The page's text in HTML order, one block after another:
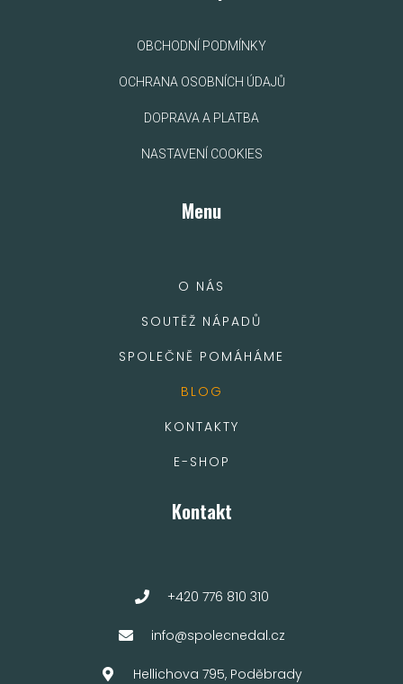
OBCHODNÍ PODMÍNKY
OCHRANA OSOBNÍCH ÚDAJŮ
DOPRAVA A PLATBA
NASTAVENÍ COOKIES
Menu
O NÁS
SOUTĚŽ NÁPADŮ
SPOLEČNĚ POMÁHÁME
BLOG
KONTAKTY
E-SHOP
Kontakt
+420 776 810 310
info@spolecnedal.cz
Hellichova 795, Poděbrady